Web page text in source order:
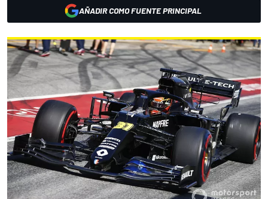
AÑADIR COMO FUENTE PRINCIPAL